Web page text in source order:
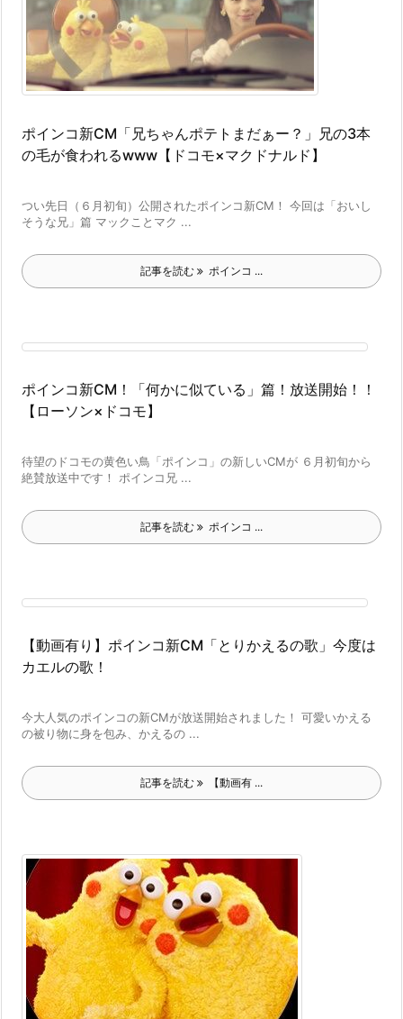
ポインコ新CM「兄ちゃんポテトまだぁー？」兄の3本
の毛が食われるwww【ドコモ×マクドナルド】
つい先日（６月初旬）公開されたポインコ新CM！ 今回は「おいし
そうな兄」篇 マックことマク ...
記事を読む ポインコ ...
ポインコ新CM！「何かに似ている」篇！放送開始！！
【ローソン×ドコモ】
待望のドコモの黄色い鳥「ポインコ」の新しいCMが ６月初旬から
絶賛放送中です！ ポインコ兄 ...
記事を読む ポインコ ...
【動画有り】ポインコ新CM「とりかえるの歌」今度は
カエルの歌！
今大人気のポインコの新CMが放送開始されました！ 可愛いかえる
の被り物に身を包み、かえるの ...
記事を読む 【動画有 ...